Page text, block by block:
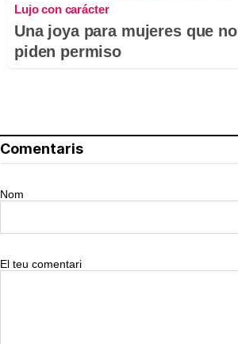
Lujo con carácter
Una joya para mujeres que no
piden permiso
Comentaris
Nom
El teu comentari